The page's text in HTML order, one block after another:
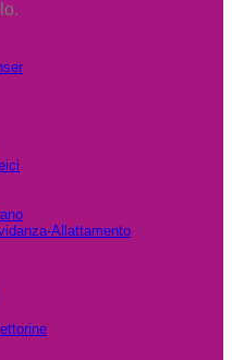
Allattamento